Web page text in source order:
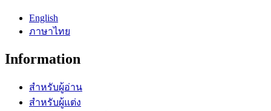
English
ภาษาไทย
Information
สำหรับผู้อ่าน
สำหรับผู้แต่ง